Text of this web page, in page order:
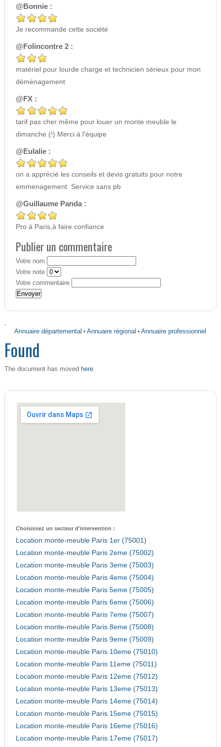
@Bonnie :
Je recommande cette société
@Folincontre 2 :
matériel pour lourde charge et technicien sérieux pour mon
déménagement
@FX :
tarif pas cher même pour louer un monte meuble le
dimanche (!) Merci à l'équipe
@Eulalie :
on a apprécié les conseils et devis gratuits pour notre
emmenagement. Service sans pb
@Guillaume Panda :
Pro à Paris,à faire confiance
Publier un commentaire
Votre nom
Votre note
Votre commentaire
-
Annuaire départemental •Annuaire régional •Annuaire professionnel
Found
The document has moved here.
Choisissez un secteur d'intervention :
Location monte-meuble Paris 1er (75001)
Location monte-meuble Paris 2eme (75002)
Location monte-meuble Paris 3eme (75003)
Location monte-meuble Paris 4eme (75004)
Location monte-meuble Paris 5eme (75005)
Location monte-meuble Paris 6eme (75006)
Location monte-meuble Paris 7eme (75007)
Location monte-meuble Paris 8eme (75008)
Location monte-meuble Paris 9eme (75009)
Location monte-meuble Paris 10eme (75010)
Location monte-meuble Paris 11eme (75011)
Location monte-meuble Paris 12eme (75012)
Location monte-meuble Paris 13eme (75013)
Location monte-meuble Paris 14eme (75014)
Location monte-meuble Paris 15eme (75015)
Location monte-meuble Paris 16eme (75016)
Location monte-meuble Paris 17eme (75017)